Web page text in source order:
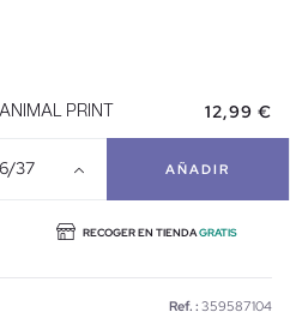
PRINT 12,99 €
37 AÑADIR
RECOGER EN TIENDAGRATIS
Ref. : 359587104